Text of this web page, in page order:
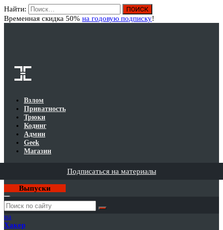
Найти:
Временная скидка 50% на годовую подписку!
Взлом
Приватность
Трюки
Кодинг
Админ
Geek
Магазин
Подписаться на материалы
Выпуски
Годовая
подписка
на
Хакер